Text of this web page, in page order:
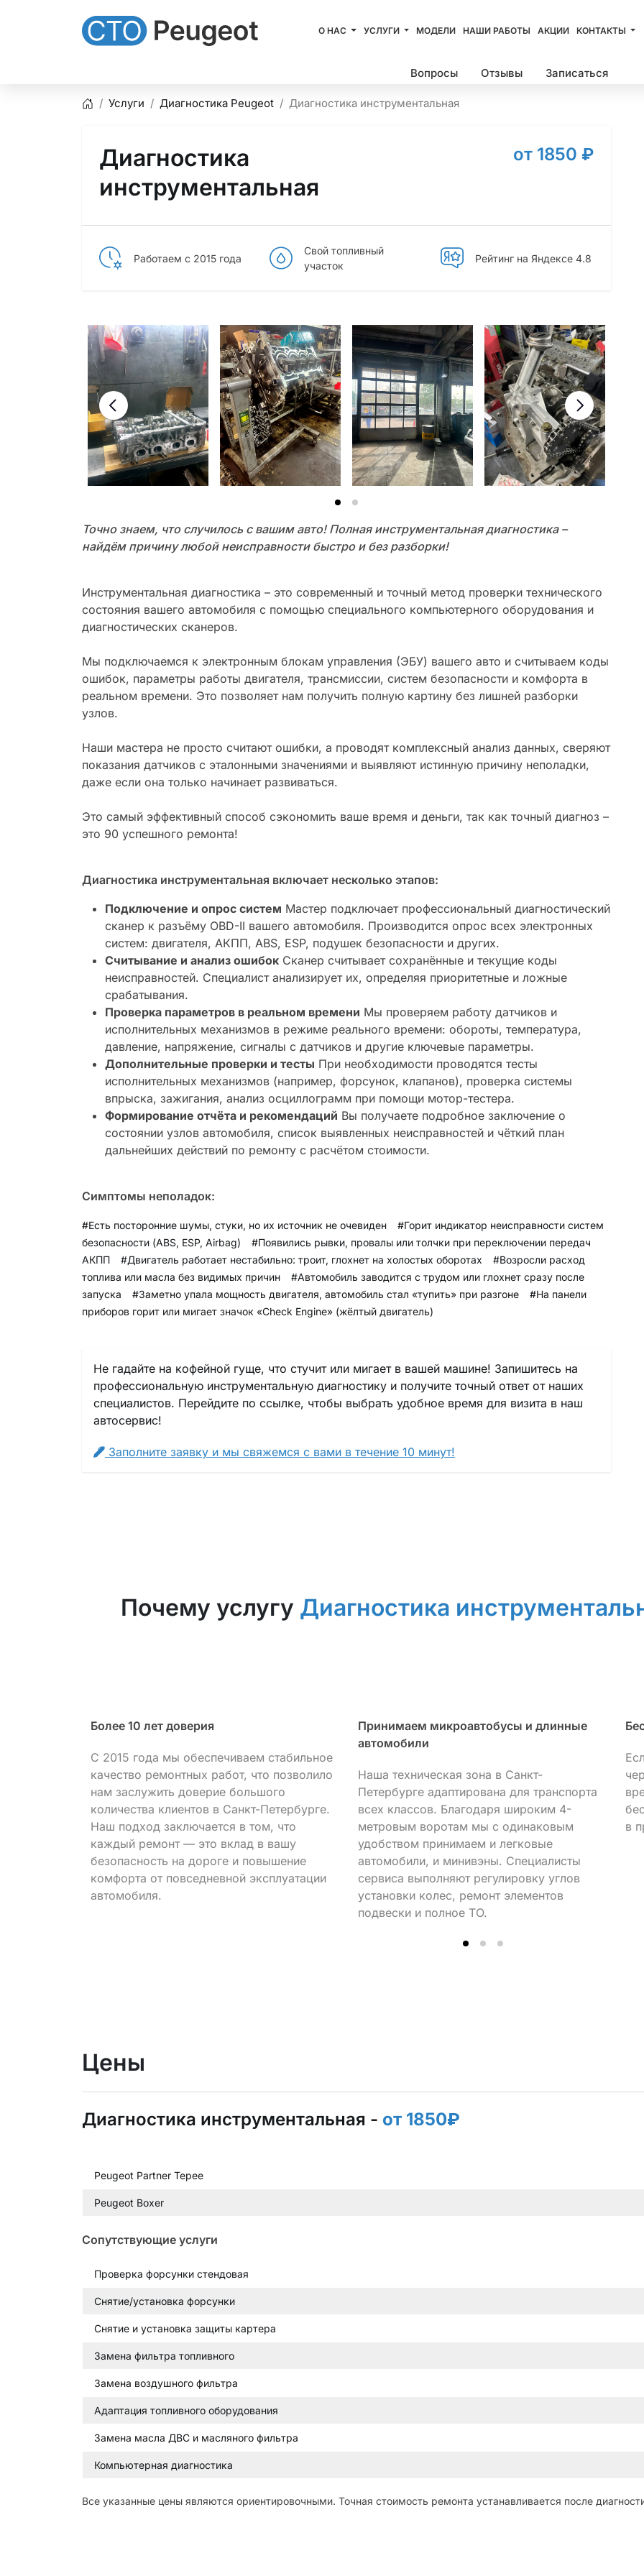
О НАС УСЛУГИ МОДЕЛИ НАШИ РАБОТЫ АКЦИИ КОНТАКТЫ
Вопросы Отзывы Записаться
ГлавнаяУслуги Диагностика Peugeot Диагностика инструментальная
Диагностика
инструментальная
от 1850 ₽
Работаем с 2015 года
Свой топливный
участок
Рейтинг на Яндексе 4.8
Точно знаем, что случилось с вашим авто! Полная инструментальная диагностика –
найдём причину любой неисправности быстро и без разборки!
Инструментальная диагностика – это современный и точный метод проверки технического
состояния вашего автомобиля с помощью специального компьютерного оборудования и
диагностических сканеров.
Мы подключаемся к электронным блокам управления (ЭБУ) вашего авто и считываем коды
ошибок, параметры работы двигателя, трансмиссии, систем безопасности и комфорта в
реальном времени. Это позволяет нам получить полную картину без лишней разборки
узлов.
Наши мастера не просто считают ошибки, а проводят комплексный анализ данных, сверяют
показания датчиков с эталонными значениями и выявляют истинную причину неполадки,
даже если она только начинает развиваться.
Это самый эффективный способ сэкономить ваше время и деньги, так как точный диагноз –
это 90 успешного ремонта!
Диагностика инструментальная включает несколько этапов:
Подключение и опрос систем Мастер подключает профессиональный диагностический
сканер к разъёму OBD-II вашего автомобиля. Производится опрос всех электронных
систем: двигателя, АКПП, ABS, ESP, подушек безопасности и других.
Считывание и анализ ошибок Сканер считывает сохранённые и текущие коды
неисправностей. Специалист анализирует их, определяя приоритетные и ложные
срабатывания.
Проверка параметров в реальном времени Мы проверяем работу датчиков и
исполнительных механизмов в режиме реального времени: обороты, температура,
давление, напряжение, сигналы с датчиков и другие ключевые параметры.
Дополнительные проверки и тесты При необходимости проводятся тесты
исполнительных механизмов (например, форсунок, клапанов), проверка системы
впрыска, зажигания, анализ осциллограмм при помощи мотор-тестера.
Формирование отчёта и рекомендаций Вы получаете подробное заключение о
состоянии узлов автомобиля, список выявленных неисправностей и чёткий план
дальнейших действий по ремонту с расчётом стоимости.
Симптомы неполадок:
#Есть посторонние шумы, стуки, но их источник не очевиден
#Горит индикатор неисправности систем
безопасности (ABS, ESP, Airbag)
#Появились рывки, провалы или толчки при переключении передач
АКПП
#Двигатель работает нестабильно: троит, глохнет на холостых оборотах
#Возросли расход
топлива или масла без видимых причин
#Автомобиль заводится с трудом или глохнет сразу после
запуска
#Заметно упала мощность двигателя, автомобиль стал «тупить» при разгоне
#На панели
приборов горит или мигает значок «Check Engine» (жёлтый двигатель)
Не гадайте на кофейной гуще, что стучит или мигает в вашей машине! Запишитесь на
профессиональную инструментальную диагностику и получите точный ответ от наших
специалистов. Перейдите по ссылке, чтобы выбрать удобное время для визита в наш
автосервис!
Заполните заявку и мы свяжемся с вами в течение 10 минут!
Почему услугу Диагностика
Более 10 лет доверия
С 2015 года мы обеспечиваем стабильное
качество ремонтных работ, что позволило
нам заслужить доверие большого
количества клиентов в Санкт-Петербурге.
Наш подход заключается в том, что
каждый ремонт — это вклад в вашу
безопасность на дороге и повышение
комфорта от повседневной эксплуатации
автомобиля.
Принимаем микроавтобусы и длинные
автомобили
Наша техническая зона в Санкт-
Петербурге адаптирована для транспорта
всех классов. Благодаря широким 4-
метровым воротам мы с одинаковым
удобством принимаем и легковые
автомобили, и минивэны. Специалисты
сервиса выполняют регулировку углов
установки колес, ремонт элементов
подвески и полное ТО.
в
Цены
Диагностика инструментальная - от 1850₽
Peugeot Partner Tepee
Peugeot Boxer
Сопутствующие услуги
Проверка форсунки стендовая
Снятие/установка форсунки
Снятие и установка защиты картера
Замена фильтра топливного
Замена воздушного фильтра
Адаптация топливного оборудования
Замена масла ДВС и масляного фильтра
Компьютерная диагностика
Все указанные цены являются ориентировочными. Точная стоимость ремонта устанавливается после